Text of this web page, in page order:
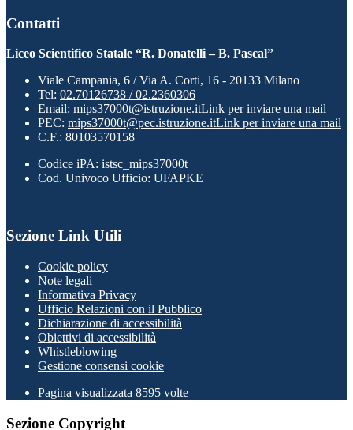
Contatti
Liceo Scientifico Statale “R. Donatelli – B. Pascal”
Viale Campania, 6 / Via A. Corti, 16 - 20133 Milano
Tel: 02.70126738 / 02.2360306
Email: mips37000t@istruzione.itLink per inviare una mail
PEC: mips37000t@pec.istruzione.itLink per inviare una mail
C.F.: 80103570158
Codice iPA: istsc_mips37000t
Cod. Univoco Ufficio: UFAPKE
Sezione Link Utili
Cookie policy
Note legali
Informativa Privacy
Ufficio Relazioni con il Pubblico
Dichiarazione di accessibilità
Obiettivi di accessibilità
Whistleblowing
Gestione consensi cookie
Pagina visualizzata 8595 volte
Sezione Copyright